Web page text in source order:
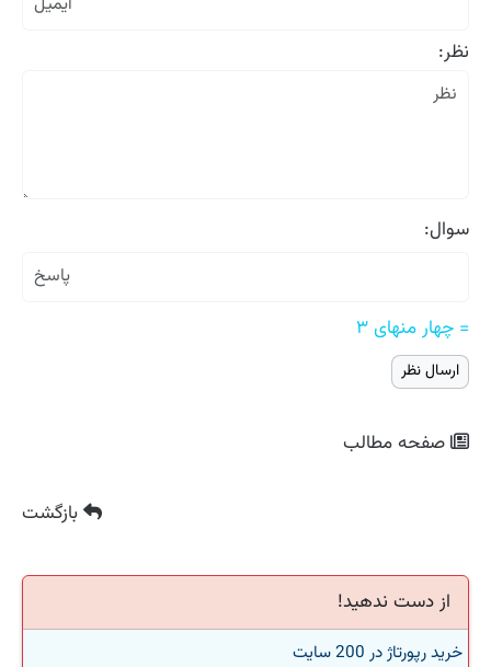
نظر:
سوال:
= چهار منهای ۳
صفحه مطالب
بازگشت
از دست ندهید!
خرید رپورتاژ در 200 سایت